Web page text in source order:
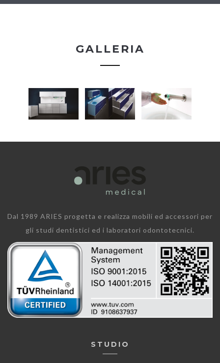
GALLERIA
Dal 1989 ARIES progetta e realizza mobili ed accessori per
gli studi dentistici ed i laboratori odontotecnici.
STUDIO